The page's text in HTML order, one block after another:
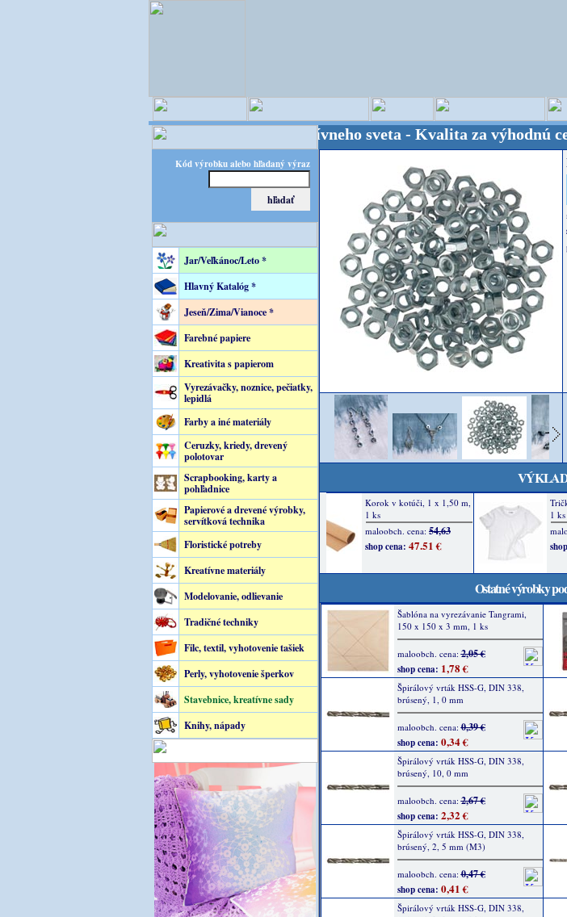
Kód výrobku alebo hľadaný výraz
Jar/Veľkánoc/Leto *
Hlavný Katalóg *
Jeseň/Zima/Vianoce *
Farebné papiere
Kreativita s papierom
Vyrezávačky, noznice, pečiatky,
lepidlá
Farby a iné materiály
Ceruzky, kriedy, drevený
polotovar
Scrapbooking, karty a
pohľadnice
Papierové a drevené výrobky,
servítková technika
Floristické potreby
Kreatívne materiály
Modelovanie, odlievanie
Tradičné techniky
Filc, textil, vyhotovenie tašiek
Perly, vyhotovenie šperkov
Stavebnice, kreatívne sady
Knihy, nápady
OPITEC - majster kreatívneho sveta - Kvalita za výhodnú cenu!
Ostatné výrobky
Šablóna na vyrezávanie Tangrami,
150 x 150 x 3 mm, 1 ks
maloobch. cena:2,05 €
shop cena: 1,78 €
Špirálový vrták HSS-G, DIN 338,
brúsený, 1, 0 mm
maloobch. cena:0,39 €
shop cena: 0,34 €
Špirálový vrták HSS-G, DIN 338,
brúsený, 10, 0 mm
maloobch. cena:2,67 €
shop cena: 2,32 €
Špirálový vrták HSS-G, DIN 338,
brúsený, 2, 5 mm (M3)
maloobch. cena:0,47 €
shop cena: 0,41 €
Špirálový vrták HSS-G, DIN 338,